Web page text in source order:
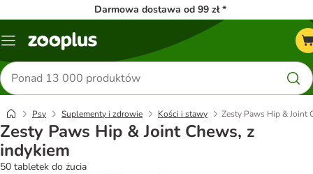
Darmowa dostawa od 99 zł *
Menu
Szukaj
produktów
Psy Suplementy i zdrowie Kości i stawy Zesty Paws Hip & Joint
Zesty Paws Hip & Joint Chews, z
indykiem
50 tabletek do żucia